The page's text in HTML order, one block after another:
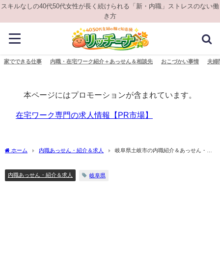
スキルなしの40代50代女性が長く続けられる「新・内職」ストレスのない働
き方
家でできる仕事 内職・在宅ワーク紹介＋あっせん＆相談先 おこづかい事情 夫婦
本ページにはプロモーションが含まれています。
在宅ワーク専門の求人情報【PR市場】
ホーム 内職あっせん・紹介＆求人
岐阜県土岐市の内職紹介＆あっせん・在
内職あっせん・紹介＆求人 岐阜県